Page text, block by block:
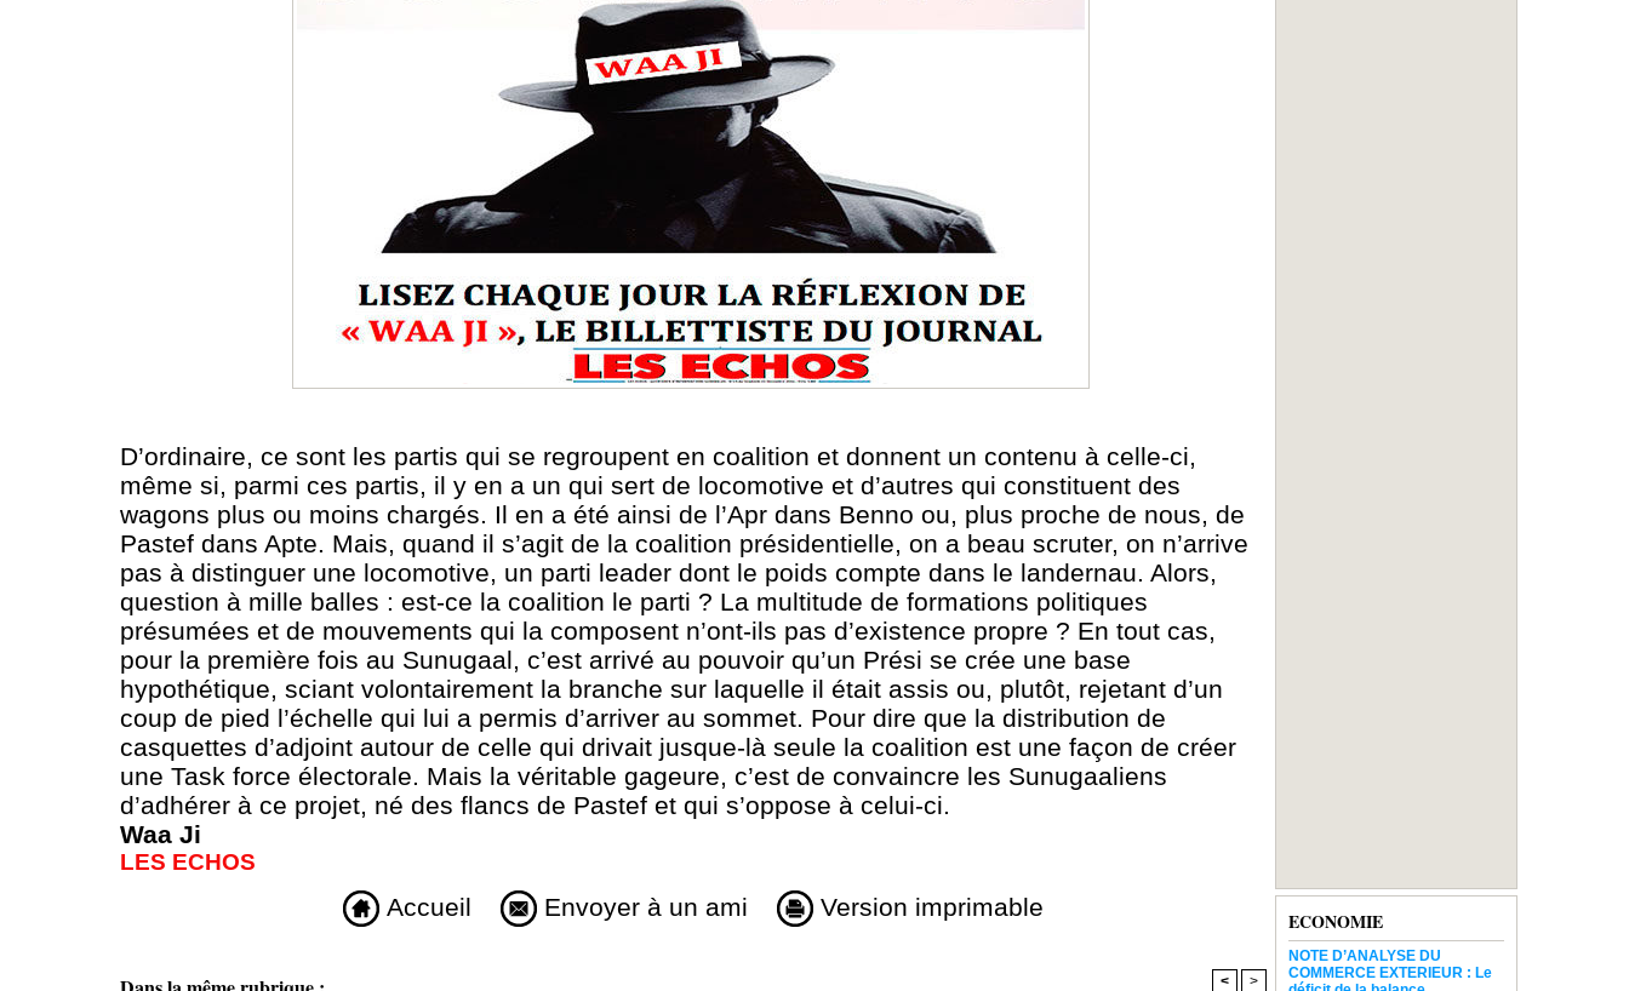
D’ordinaire, ce sont les partis qui se regroupent en coalition et donnent un contenu à celle-ci,
même si, parmi ces partis, il y en a un qui sert de locomotive et d’autres qui constituent des
wagons plus ou moins chargés. Il en a été ainsi de l’Apr dans Benno ou, plus proche de nous, de
Pastef dans Apte. Mais, quand il s’agit de la coalition présidentielle, on a beau scruter, on n’arrive
pas à distinguer une locomotive, un parti leader dont le poids compte dans le landernau. Alors,
question à mille balles : est-ce la coalition le parti ? La multitude de formations politiques
présumées et de mouvements qui la composent n’ont-ils pas d’existence propre ? En tout cas,
pour la première fois au Sunugaal, c’est arrivé au pouvoir qu’un Prési se crée une base
hypothétique, sciant volontairement la branche sur laquelle il était assis ou, plutôt, rejetant d’un
coup de pied l’échelle qui lui a permis d’arriver au sommet. Pour dire que la distribution de
casquettes d’adjoint autour de celle qui drivait jusque-là seule la coalition est une façon de créer
une Task force électorale. Mais la véritable gageure, c’est de convaincre les Sunugaaliens
d’adhérer à ce projet, né des flancs de Pastef et qui s’oppose à celui-ci.
Waa Ji
LES ECHOS
Accueil Envoyer à un ami Version imprimable
< >
ECONOMIE
NOTE D’ANALYSE DU
COMMERCE EXTERIEUR : Le